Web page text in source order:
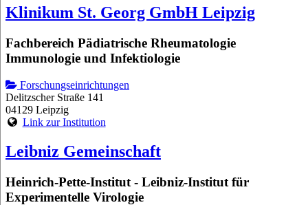
Klinikum St. Georg GmbH Leipzig
Fachbereich Pädiatrische Rheumatologie
Immunologie und Infektiologie
Forschungseinrichtungen
Delitzscher Straße 141
04129 Leipzig
Link zur Institution
Leibniz Gemeinschaft
Heinrich-Pette-Institut - Leibniz-Institut für
Experimentelle Virologie